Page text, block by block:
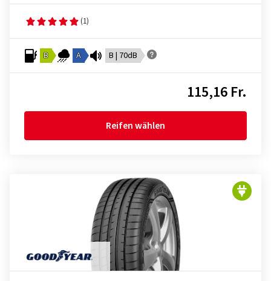
(1)
B A B | 70dB
115,16 Fr.
Reifen wählen